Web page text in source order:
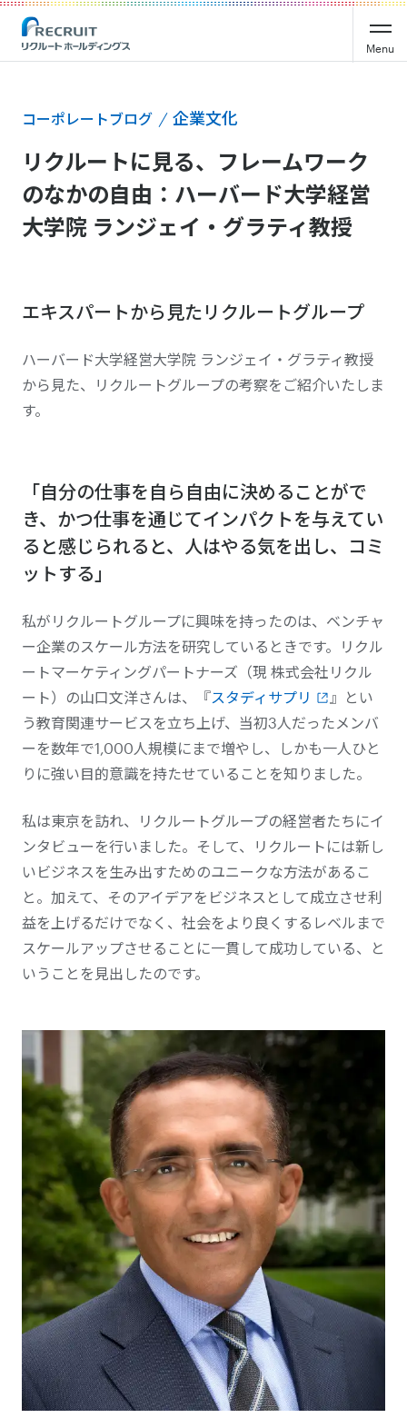
Menu
コーポレートブログ 企業文化
リクルートに見る、フレームワーク
のなかの自由：ハーバード大学経営
大学院 ランジェイ・グラティ教授
エキスパートから見たリクルートグループ
ハーバード大学経営大学院 ランジェイ・グラティ教授
から見た、リクルートグループの考察をご紹介いたしま
す。
「自分の仕事を自ら自由に決めることがで
き、かつ仕事を通じてインパクトを与えてい
ると感じられると、人はやる気を出し、コミ
ットする」
私がリクルートグループに興味を持ったのは、ベンチャ
ー企業のスケール方法を研究しているときです。リクル
ートマーケティングパートナーズ（現 株式会社リクル
ート）の山口文洋さんは、『スタディサプリ
』とい
う教育関連サービスを立ち上げ、当初3人だったメンバ
ーを数年で1,000人規模にまで増やし、しかも一人ひと
りに強い目的意識を持たせていることを知りました。
私は東京を訪れ、リクルートグループの経営者たちにイ
ンタビューを行いました。そして、リクルートには新し
いビジネスを生み出すためのユニークな方法があるこ
と。加えて、そのアイデアをビジネスとして成立させ利
益を上げるだけでなく、社会をより良くするレベルまで
スケールアップさせることに一貫して成功している、と
いうことを見出したのです。